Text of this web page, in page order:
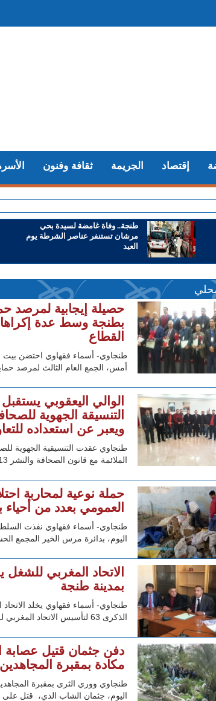
ثقافة وفنون الجريمة إقتصاد
طنجة.. وفاة غامضة لسيدة بحي
مرشان تستنفر عناصر الشرطة يوم
العيد
حصيلة إيجابية لمرصد
بطنجة وسط عدة
القطاع
طنجاوي- أسماء فقهاوي احتضن بيت
أمس، الجمع العام الثالث لمرصد حماية
الوالي اليعقوبي
التنسيقة الجهوية
ويعبر عن استعداده
طنجاوي عقدت التنسيقية الجهوية
الملائمة مع قانون الصحافة والنشر 88/13، مساء اليوم لقاءا
حملة نوعية لمحاربة
العمومي بعدد من أحياء
طنجاوي- أسماء فقهاوي نفذت
اليوم، بدائرة مرس الخير المجمع
بمدينة طنجة
طنجاوي- أسماء فقهاوي يخلد الاتحاد
الذكرى 63 لتأسيس الاتحاد المغربي للشغل تحت شعار "63
دفن جثمان قتيل عصابة
مكادة بمقبرة
طنجاوي ووري الثرى بمقبرة
اليوم، جثمان الشاب الذي، قتل على